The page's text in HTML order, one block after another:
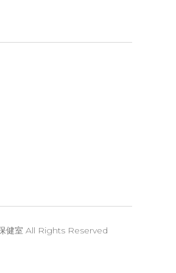
健室 All Rights Reserved